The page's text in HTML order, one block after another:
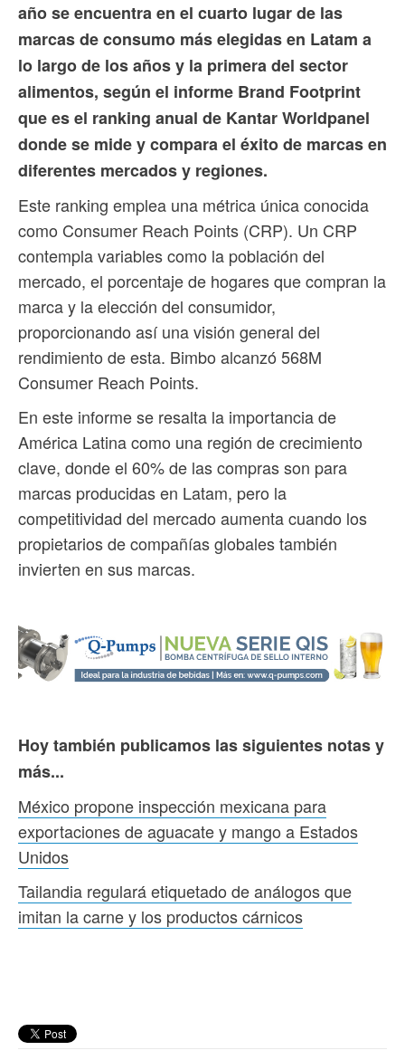
año se encuentra en el cuarto lugar de las
marcas de consumo más elegidas en Latam a
lo largo de los años y la primera del sector
alimentos, según el informe Brand Footprint
que es el ranking anual de Kantar Worldpanel
donde se mide y compara el éxito de marcas en
diferentes mercados y regiones.
Este ranking emplea una métrica única conocida
como Consumer Reach Points (CRP). Un CRP
contempla variables como la población del
mercado, el porcentaje de hogares que compran la
marca y la elección del consumidor,
proporcionando así una visión general del
rendimiento de esta. Bimbo alcanzó 568M
Consumer Reach Points.
En este informe se resalta la importancia de
América Latina como una región de crecimiento
clave, donde el 60% de las compras son para
marcas producidas en Latam, pero la
competitividad del mercado aumenta cuando los
propietarios de compañías globales también
invierten en sus marcas.
Hoy también publicamos las siguientes notas y
más...
México propone inspección mexicana para
exportaciones de aguacate y mango a Estados
Unidos
Tailandia regulará etiquetado de análogos que
imitan la carne y los productos cárnicos